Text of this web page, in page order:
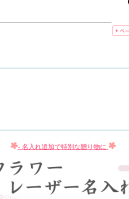
- 名入れ追加で特別な贈り物に